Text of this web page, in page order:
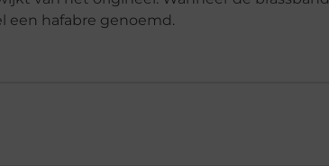
een hafabre genoemd.